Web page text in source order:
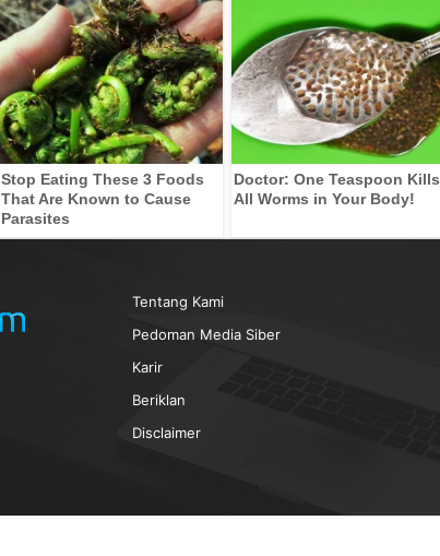
Stop Eating These 3 Foods
That Are Known to Cause
Parasites
Doctor: One Teaspoon Kills
All Worms in Your Body!
Tentang Kami
Pedoman Media Siber
Karir
Beriklan
Disclaimer